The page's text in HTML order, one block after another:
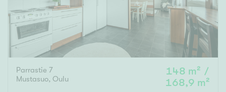
Parrastie 7
Mustasuo, Oulu
148 m² /
168,9 m²